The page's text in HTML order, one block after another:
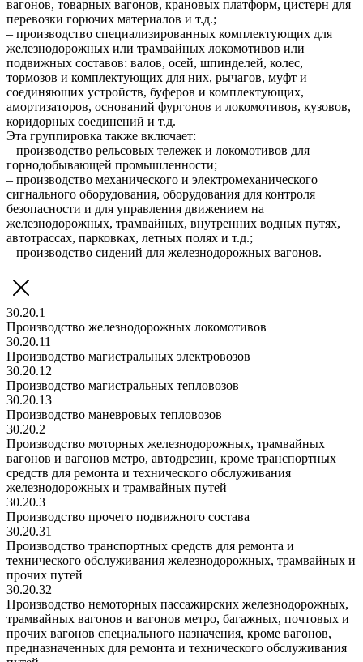
вагонов, товарных вагонов, крановых платформ, цистерн для
перевозки горючих материалов и т.д.;
– производство специализированных комплектующих для
железнодорожных или трамвайных локомотивов или
подвижных составов: валов, осей, шпинделей, колес,
тормозов и комплектующих для них, рычагов, муфт и
соединяющих устройств, буферов и комплектующих,
амортизаторов, оснований фургонов и локомотивов, кузовов,
коридорных соединений и т.д.
Эта группировка также включает:
– производство рельсовых тележек и локомотивов для
горнодобывающей промышленности;
– производство механического и электромеханического
сигнального оборудования, оборудования для контроля
безопасности и для управления движением на
железнодорожных, трамвайных, внутренних водных путях,
автотрассах, парковках, летных полях и т.д.;
– производство сидений для железнодорожных вагонов.
30.20.1
Производство железнодорожных локомотивов
30.20.11
Производство магистральных электровозов
30.20.12
Производство магистральных тепловозов
30.20.13
Производство маневровых тепловозов
30.20.2
Производство моторных железнодорожных, трамвайных
вагонов и вагонов метро, автодрезин, кроме транспортных
средств для ремонта и технического обслуживания
железнодорожных и трамвайных путей
30.20.3
Производство прочего подвижного состава
30.20.31
Производство транспортных средств для ремонта и
технического обслуживания железнодорожных, трамвайных и
прочих путей
30.20.32
Производство немоторных пассажирских железнодорожных,
трамвайных вагонов и вагонов метро, багажных, почтовых и
прочих вагонов специального назначения, кроме вагонов,
предназначенных для ремонта и технического обслуживания